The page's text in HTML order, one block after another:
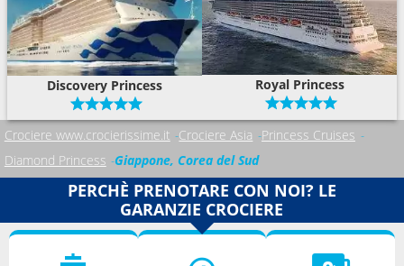
Discovery Princess Royal Princess
Crociere www.crocierissime.it Crociere Asia Princess Cruises
Diamond Princess Giappone, Corea del Sud
PERCHÈ PRENOTARE CON NOI? LE
GARANZIE CROCIERE